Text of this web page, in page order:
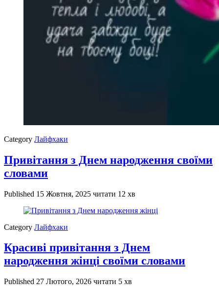
Category Лайфхаки
Привітання з Днем народження своїми
словами
Published 15 Жовтня, 2025 читати 12 хв
Category Лайфхаки
Красиві привітання з Днем
народження жінці своїми словами
Published 27 Лютого, 2026 читати 5 хв